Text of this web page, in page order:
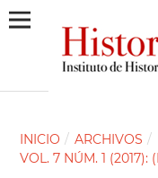
INICIO / ARCHIVOS /
VOL. 7 NÚM. 1 (2017):